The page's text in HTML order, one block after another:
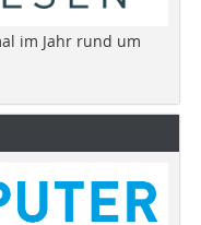
im Jahr rund um